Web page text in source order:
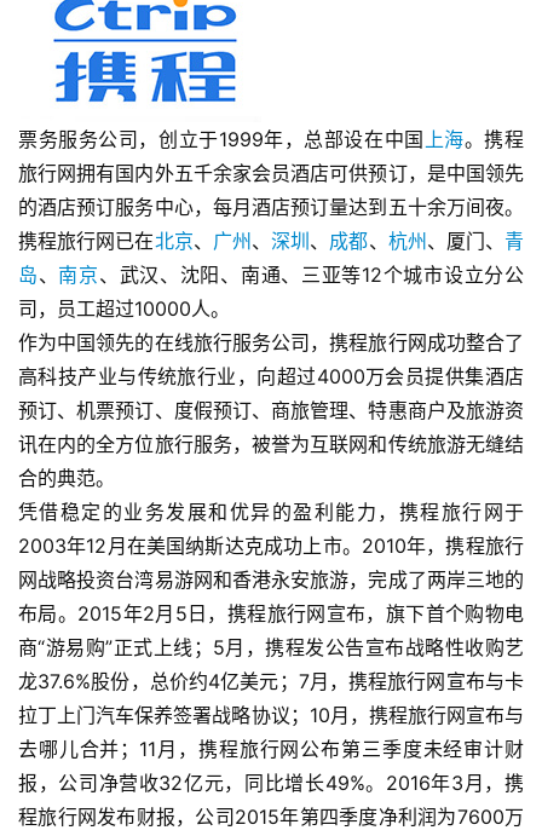
票务服务公司，创立于1999年，总部设在中国 上海。携程
旅行网拥有国内外五千余家会员酒店可供预订，是中国领先
的酒店预订服务中心，每月酒店预订量达到五十余万间夜。
携程旅行网已在北京、 广州 、深圳 、 成都、 杭州 、厦门、 青
岛、 南京、武汉、沈阳、南通、三亚等12个城市设立分公
司，员工超过10000人。
作为中国领先的在线旅行服务公司，携程旅行网成功整合了
高科技产业与传统旅行业，向超过4000万会员提供集酒店
预订、机票预订、度假预订、商旅管理、特惠商户及旅游资
讯在内的全方位旅行服务，被誉为互联网和传统旅游无缝结
合的典范。
凭借稳定的业务发展和优异的盈利能力，携程旅行网于
2003年12月在美国纳斯达克成功上市。2010年，携程旅行
网战略投资台湾易游网和香港永安旅游，完成了两岸三地的
布局。2015年2月5日，携程旅行网宣布，旗下首个购物电
商“游易购”正式上线；5月，携程发公告宣布战略性收购艺
龙37.6%股份，总价约4亿美元；7月，携程旅行网宣布与卡
拉丁上门汽车保养签署战略协议；10月，携程旅行网宣布与
去哪儿合并；11月，携程旅行网公布第三季度未经审计财
报，公司净营收32亿元，同比增长49%。2016年3月，携
程旅行网发布财报，公司2015年第四季度净利润为7600万